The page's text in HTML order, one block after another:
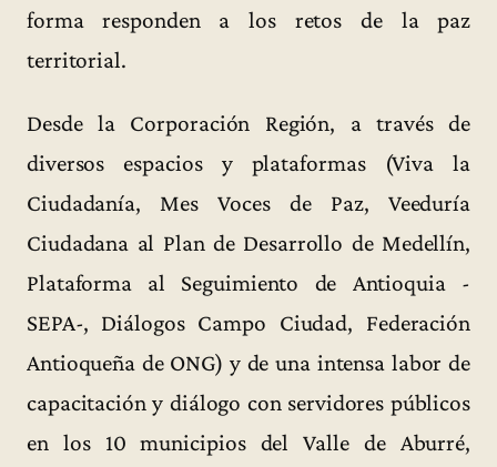
forma responden a los retos de la paz
territorial.
Desde la Corporación Región, a través de
diversos espacios y plataformas (Viva la
Ciudadanía, Mes Voces de Paz, Veeduría
Ciudadana al Plan de Desarrollo de Medellín,
Plataforma al Seguimiento de Antioquia -
SEPA-, Diálogos Campo Ciudad, Federación
Antioqueña de ONG) y de una intensa labor de
capacitación y diálogo con servidores públicos
en los 10 municipios del Valle de Aburré,